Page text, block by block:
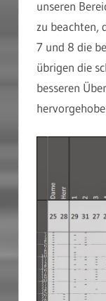
unseren
zu beachten,
7 und 8 die
übrigen die
besseren